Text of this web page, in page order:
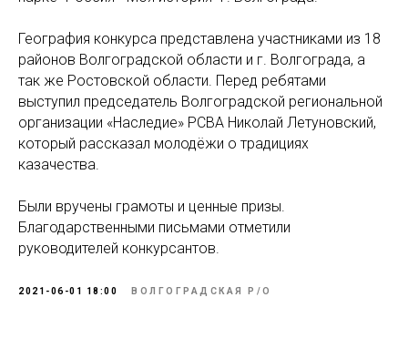
География конкурса представлена участниками из 18
районов Волгоградской области и г. Волгограда, а
так же Ростовской области. Перед ребятами
выступил председатель Волгоградской региональной
организации «Наследие» РСВА Николай Летуновский,
который рассказал молодёжи о традициях
казачества.
Были вручены грамоты и ценные призы.
Благодарственными письмами отметили
руководителей конкурсантов.
2021-06-01 18:00 ВОЛГОГРАДСКАЯ Р/О